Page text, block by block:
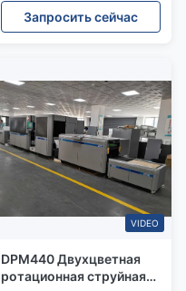
DPM440 DPM560
DPM660
Запросить сейчас
VIDEO
DPM440 Двухцветная
ротационная струйная